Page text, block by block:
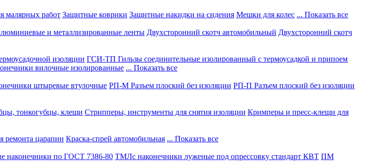
малярных работ Защитные коврики Защитные накидки на сидения Мешки для колес ... Показать все
и металлизированные ленты Двухсторонний скотч автомобильный Двухсторонний скотч
изоляции ГСИ-ТП Гильзы соединительные изолированный с термоусадкой и припоем
вилочные изолированные ... Показать все
штыревые втулочные РП-М Разъем плоский без изоляции РП-П Разъем плоский без изоляции
тонкогубцы, клещи Стрипперы, инструменты для снятия изоляции Кримперы и пресс-клещи для
ремонта царапин Краска-спрей автомобильная ... Показать все
наконечники по ГОСТ 7386-80 ТМЛс наконечники луженые под опрессовку стандарт КВТ ПМ